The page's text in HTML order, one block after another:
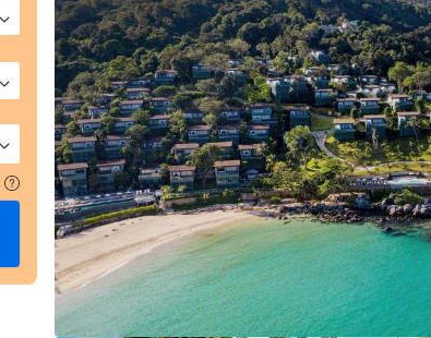
佳
—
獲
評
9.2/10！
（分
數
彙
整
自
1340
則
評
語）